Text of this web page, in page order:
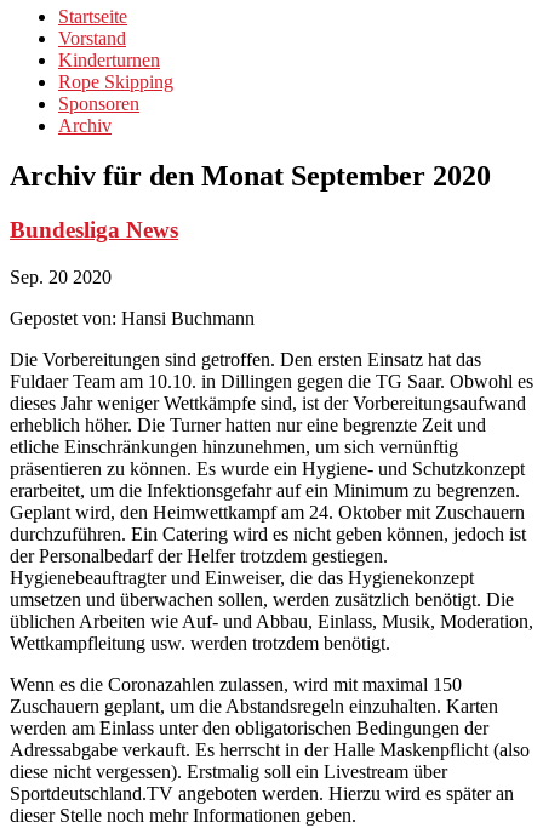
Startseite
Vorstand
Kinderturnen
Rope Skipping
Sponsoren
Archiv
Archiv für den Monat September 2020
Bundesliga News
Sep. 20 2020
Gepostet von: Hansi Buchmann
Die Vorbereitungen sind getroffen. Den ersten Einsatz hat das
Fuldaer Team am 10.10. in Dillingen gegen die TG Saar. Obwohl es
dieses Jahr weniger Wettkämpfe sind, ist der Vorbereitungsaufwand
erheblich höher. Die Turner hatten nur eine begrenzte Zeit und
etliche Einschränkungen hinzunehmen, um sich vernünftig
präsentieren zu können. Es wurde ein Hygiene- und Schutzkonzept
erarbeitet, um die Infektionsgefahr auf ein Minimum zu begrenzen.
Geplant wird, den Heimwettkampf am 24. Oktober mit Zuschauern
durchzuführen. Ein Catering wird es nicht geben können, jedoch ist
der Personalbedarf der Helfer trotzdem gestiegen.
Hygienebeauftragter und Einweiser, die das Hygienekonzept
umsetzen und überwachen sollen, werden zusätzlich benötigt. Die
üblichen Arbeiten wie Auf- und Abbau, Einlass, Musik, Moderation,
Wettkampfleitung usw. werden trotzdem benötigt.
Wenn es die Coronazahlen zulassen, wird mit maximal 150
Zuschauern geplant, um die Abstandsregeln einzuhalten. Karten
werden am Einlass unter den obligatorischen Bedingungen der
Adressabgabe verkauft. Es herrscht in der Halle Maskenpflicht (also
diese nicht vergessen). Erstmalig soll ein Livestream über
Sportdeutschland.TV angeboten werden. Hierzu wird es später an
dieser Stelle noch mehr Informationen geben.